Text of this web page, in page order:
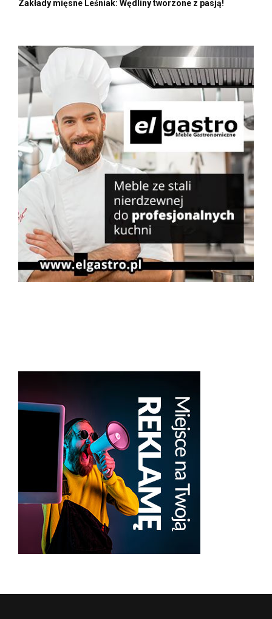
Zakłady mięsne Leśniak: Wędliny tworzone z pasją!